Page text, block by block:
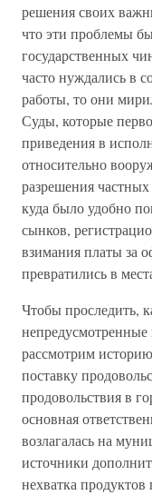
решения своих
что эти проблемы
государственных
часто нуждались в
работы, то они
Суды, которые
приведения в
относительно
разрешения
куда было удобно
сынков,
взимания платы за
превратились в
Чтобы проследить,
непредусмотренные
рассмотрим
поставку
продовольствия в
основная
возлагалась на
источники
нехватка